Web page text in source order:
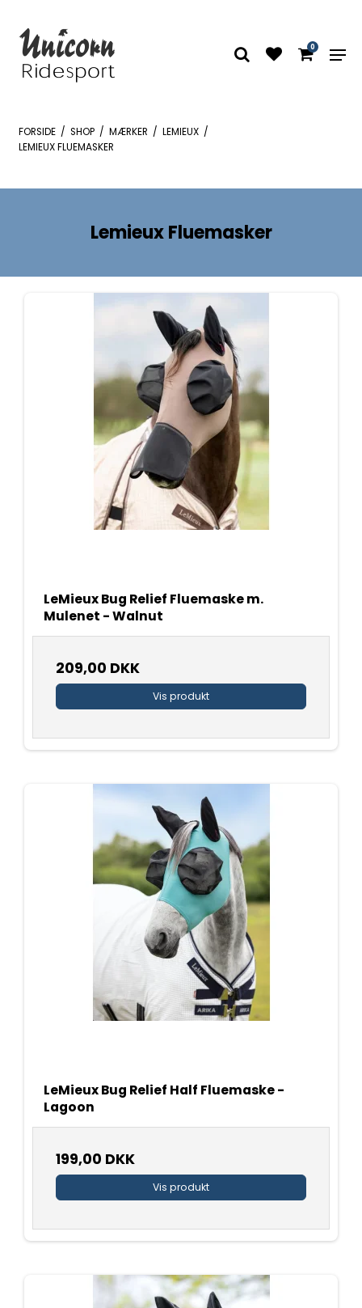
0
FORSIDE / SHOP / MÆRKER / LEMIEUX /
LEMIEUX FLUEMASKER
Lemieux Fluemasker
LeMieux Bug Relief Fluemaske m.
Mulenet - Walnut
209,00 DKK
Vis produkt
LeMieux Bug Relief Half Fluemaske -
Lagoon
199,00 DKK
Vis produkt